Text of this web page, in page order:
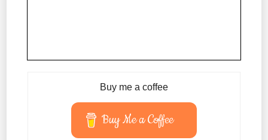
Buy me a coffee
Buy Me a Coffee